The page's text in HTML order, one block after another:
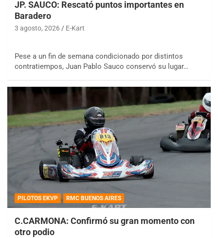
JP. SAUCO: Rescató puntos importantes en
Baradero
3 agosto, 2026 E-Kart
Pese a un fin de semana condicionado por distintos
contratiempos, Juan Pablo Sauco conservó su lugar…
PILOTOS EKVP RMC BUENOS AIRES
C.CARMONA: Confirmó su gran momento con
otro podio